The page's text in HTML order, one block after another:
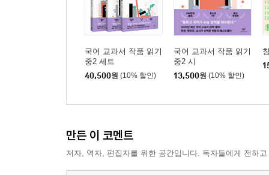
우설, 혹은 감각의 이중주
너의 목소리가 들려
불완전한 날들의 대화 - 자아 분열극
오독의 꽃, 시 번역 워크숍
이다음에, 간다강에서 만나요
스미다강 다리 위에서
번외편 - 가구라자카 기담
국어 교과서 작품 읽기
중2 세트
40,500원 (10% 할인)
국어 교과서 작품 읽기
중2 시
13,500원 (10% 할인)
만든 이 코멘트
저자, 역자, 편집자를 위한 공간입니다. 독자들에게 전하